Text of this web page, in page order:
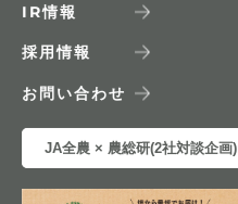
IR情報
採用情報
お問い合わせ
JA全農 × 農総研(2社対談企画)